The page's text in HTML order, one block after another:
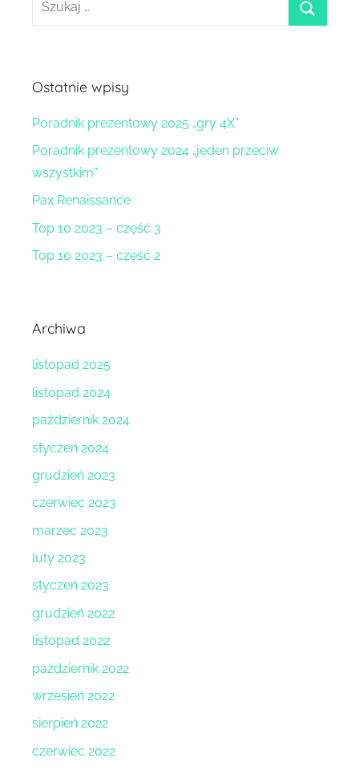
Ostatnie wpisy
Poradnik prezentowy 2025 „gry 4X”
Poradnik prezentowy 2024 „jeden przeciw
wszystkim”
Pax Renaissance
Top 10 2023 – część 3
Top 10 2023 – część 2
Archiwa
listopad 2025
listopad 2024
październik 2024
styczeń 2024
grudzień 2023
czerwiec 2023
marzec 2023
luty 2023
styczeń 2023
grudzień 2022
listopad 2022
październik 2022
wrzesień 2022
sierpień 2022
czerwiec 2022